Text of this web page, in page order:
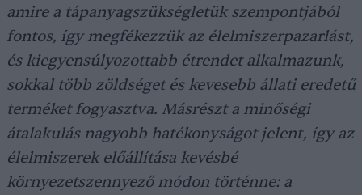
amire a tápanyagszükségletük szempontjából
fontos, így megfékezzük az élelmiszerpazarlást,
és kiegyensúlyozottabb étrendet alkalmazunk,
sokkal több zöldséget és kevesebb állati eredetű
terméket fogyasztva. Másrészt a minőségi
átalakulás nagyobb hatékonyságot jelent, így az
élelmiszerek előállítása kevésbé
környezetszennyező módon történne: a